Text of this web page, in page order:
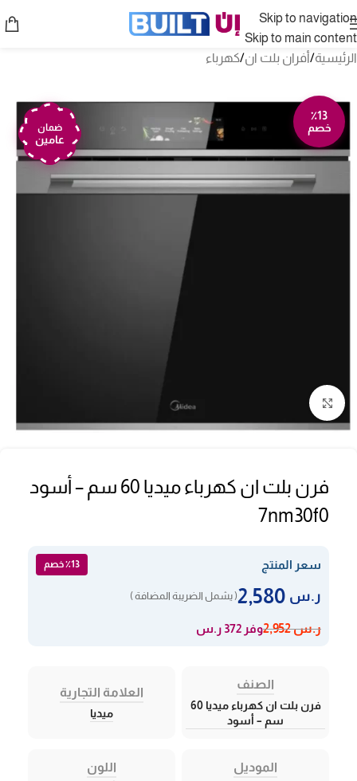
Skip to navigation
Skip to main content
الرئيسية/أفران بلت ان/كهرباء
٪13
خصم
ضمان
عامين
Click to enlarge
فرن بلت ان كهرباء ميديا 60 سم – أسود
7nm30f0
سعر المنتج ٪13 خصم
ر.س ( يشمل الضريبة المضافة )
ر.س2,952 وفر 372 ر.س
الصنف
فرن بلت ان كهرباء ميديا 60
سم – أسود
العلامة التجارية
ميديا
الموديل اللون